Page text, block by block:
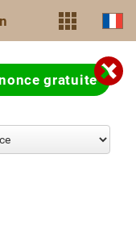
gratuite